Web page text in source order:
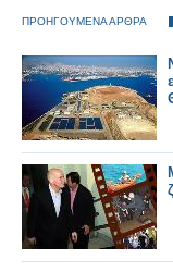
ΠΡΟΗΓΟΥΜΕΝΑ ΑΡΘΡΑ